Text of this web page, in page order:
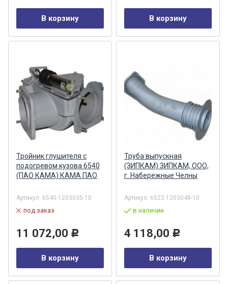
В корзину В корзину
Тройник глушителя с
подогревом кузова 6540
(ПАО КАМА) КАМА ПАО
Артикул: 6540-1203035-10
под заказ
11 072,00 Р
В корзину
Труба выпускная
(ЗИПКАМ) ЗИПКАМ, ООО,
г. Набережные Челны
Артикул: 6522-1203048-10
в наличии
4 118,00 Р
В корзину